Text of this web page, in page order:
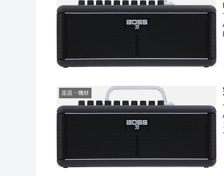
楽器・機材